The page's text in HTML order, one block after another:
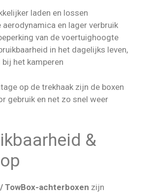
laden en lossen
aerodynamica en lager verbruik
van de voertuighoogte
in het dagelijks leven,
het kamperen
op de trekhaak zijn de boxen
gebruik en net zo snel weer
&
/ TowBox-achterboxen zijn